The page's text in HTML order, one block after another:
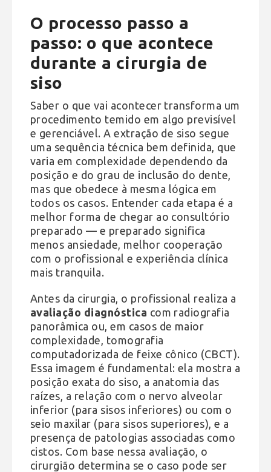
O processo passo a
passo: o que acontece
durante a cirurgia de
siso
Saber o que vai acontecer transforma um
procedimento temido em algo previsível
e gerenciável. A extração de siso segue
uma sequência técnica bem definida, que
varia em complexidade dependendo da
posição e do grau de inclusão do dente,
mas que obedece à mesma lógica em
todos os casos. Entender cada etapa é a
melhor forma de chegar ao consultório
preparado — e preparado significa
menos ansiedade, melhor cooperação
com o profissional e experiência clínica
mais tranquila.
Antes da cirurgia, o profissional realiza a
avaliação diagnóstica com radiografia
panorâmica ou, em casos de maior
complexidade, tomografia
computadorizada de feixe cônico (CBCT).
Essa imagem é fundamental: ela mostra a
posição exata do siso, a anatomia das
raízes, a relação com o nervo alveolar
inferior (para sisos inferiores) ou com o
seio maxilar (para sisos superiores), e a
presença de patologias associadas como
cistos. Com base nessa avaliação, o
cirurgião determina se o caso pode ser